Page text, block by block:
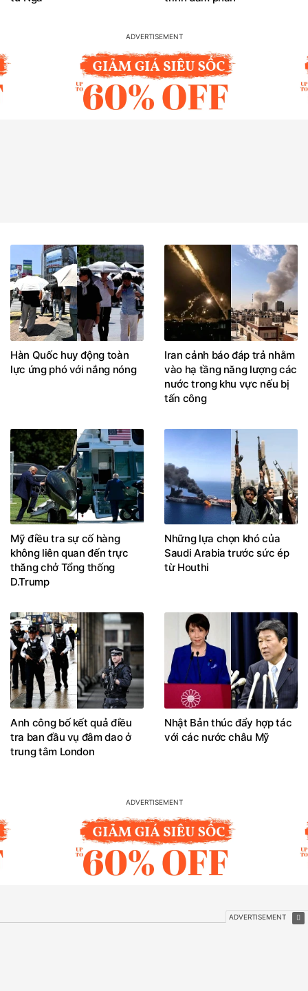
Hàn Quốc huy động toàn
lực ứng phó với nắng nóng
Iran cảnh báo đáp trả nhằm
vào hạ tầng năng lượng các
nước trong khu vực nếu bị
tấn công
Mỹ điều tra sự cố hàng
không liên quan đến trực
thăng chở Tổng thống
D.Trump
Những lựa chọn khó của
Saudi Arabia trước sức ép
từ Houthi
Anh công bố kết quả điều
tra ban đầu vụ đâm dao ở
trung tâm London
Nhật Bản thúc đẩy hợp tác
với các nước châu Mỹ